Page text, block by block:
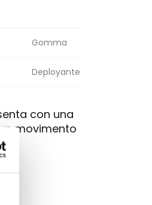
Gomma
Deployante
con una
movimento